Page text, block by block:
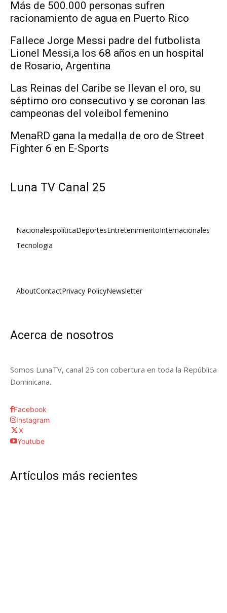
Más de 500.000 personas sufren
racionamiento de agua en Puerto Rico
Fallece Jorge Messi padre del futbolista
Lionel Messi,a los 68 años en un hospital
de Rosario, Argentina
Las Reinas del Caribe se llevan el oro, su
séptimo oro consecutivo y se coronan las
campeonas del voleibol femenino
MenaRD gana la medalla de oro de Street
Fighter 6 en E-Sports
Luna TV Canal 25
NacionalespolíticaDeportesEntretenimientoInternacionales
Tecnologia
AboutContactPrivacy PolicyNewsletter
Acerca de nosotros
Somos LunaTV, canal 25 con cobertura en toda la República
Dominicana.
Facebook
Instagram
X
Youtube
Artículos más recientes